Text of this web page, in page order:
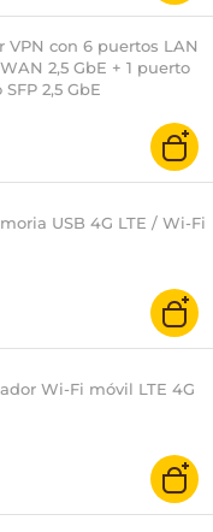
VPN con 6 puertos LAN
2,5 GbE + 1 puerto
2,5 GbE
USB 4G LTE / Wi-Fi
Wi-Fi móvil LTE 4G